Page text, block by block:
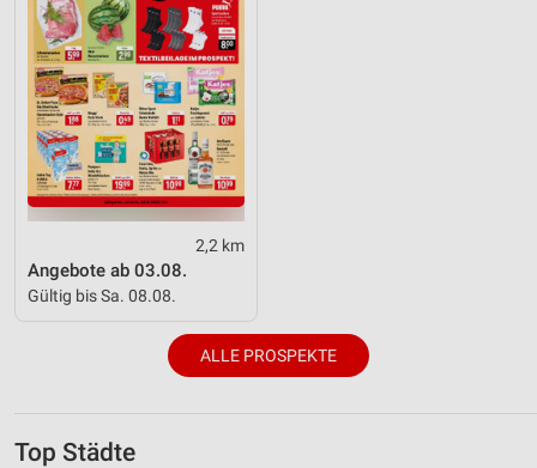
2,2 km
Angebote ab 03.08.
Gültig bis Sa. 08.08.
ALLE PROSPEKTE
Top Städte